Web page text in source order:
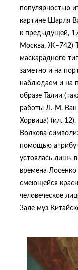
популярностью
картине Шарля
к предыдущей,
Москва, Ж–742)
маскарадного
заметно и на
наблюдаем и на
образе Талии
работы Л.-М. Ван
Хорвица) (ил.
Волкова
помощью
устоялась лишь
времена
смеющейся
человеческое
Зале муз